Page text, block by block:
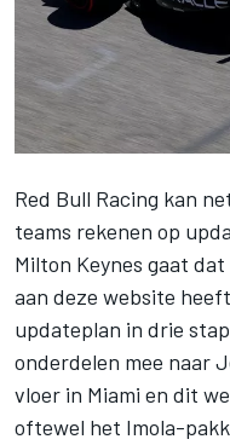
Red Bull Racing kan
teams rekenen op
Milton Keynes gaat
aan deze website
updateplan in drie
onderdelen mee naar
vloer in Miami en dit
oftewel het Imola-